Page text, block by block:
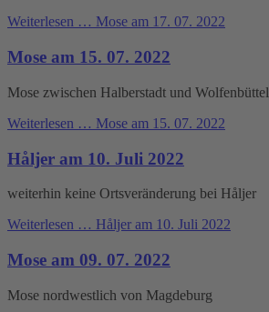
Weiterlesen … Mose am 17. 07. 2022
Mose am 15. 07. 2022
Mose zwischen Halberstadt und Wolfenbüttel
Weiterlesen … Mose am 15. 07. 2022
Håljer am 10. Juli 2022
weiterhin keine Ortsveränderung bei Håljer
Weiterlesen … Håljer am 10. Juli 2022
Mose am 09. 07. 2022
Mose nordwestlich von Magdeburg